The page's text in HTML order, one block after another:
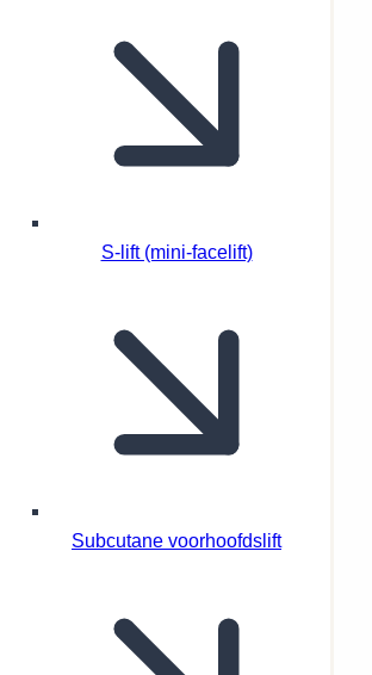
S-lift (mini-facelift)
Subcutane voorhoofdslift